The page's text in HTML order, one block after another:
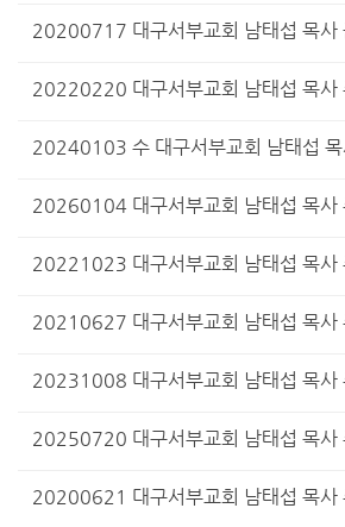
20200717 대구서부교회 남태섭 목사
20220220 대구서부교회 남태섭 목사
20240103 수 대구서부교회 남태섭
20260104 대구서부교회 남태섭 목사
20221023 대구서부교회 남태섭 목사
20210627 대구서부교회 남태섭 목사
20231008 대구서부교회 남태섭 목사
20250720 대구서부교회 남태섭 목사
20200621 대구서부교회 남태섭 목